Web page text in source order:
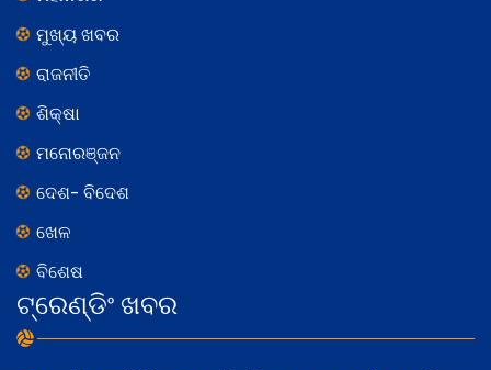
ମୁଖ୍ୟ ଖବର
ରାଜନୀତି
ଶିକ୍ଷା
ମନୋରଞ୍ଜନ
ଦେଶ- ବିଦେଶ
ଖେଳ
ବିଶେଷ
ଟ୍ରେଣ୍ଡିଂ ଖବର